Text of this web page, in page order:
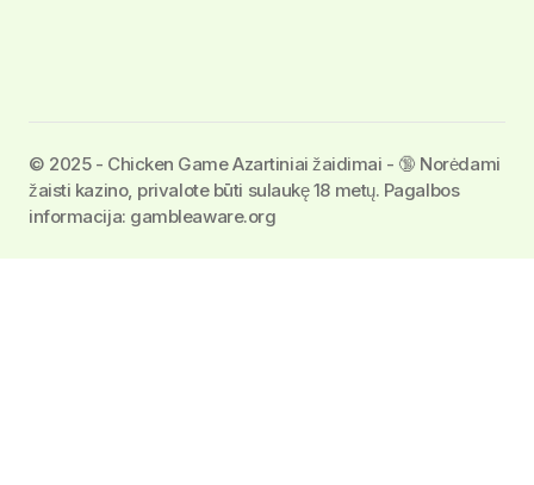
©️ 2025 - Chicken Game Azartiniai žaidimai - 🔞 Norėdami
žaisti kazino, privalote būti sulaukę 18 metų. Pagalbos
informacija: gambleaware.org